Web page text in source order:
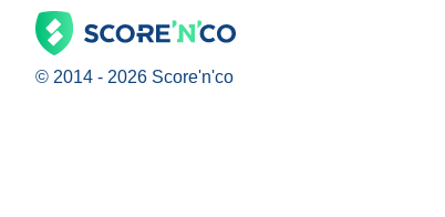
© 2014 - 2026 Score'n'co